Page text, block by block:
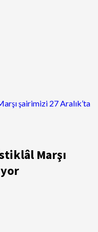
şairimizi 27 Aralık’ta
Marşı